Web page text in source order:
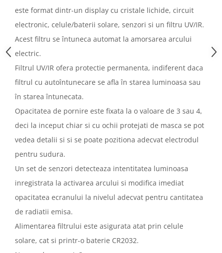
este format dintr-un display cu cristale lichide, circuit
electronic, celule/baterii solare, senzori si un filtru UV/IR.
Acest filtru se întuneca automat la amorsarea arcului
electric.
Filtrul UV/IR ofera protectie permanenta, indiferent daca
filtrul cu autoîntunecare se afla în starea luminoasa sau
în starea întunecata.
Opacitatea de pornire este fixata la o valoare de 3 sau 4,
deci la inceput chiar si cu ochii protejati de masca se pot
vedea detalii si si se poate pozitiona adecvat electrodul
pentru sudura.
Un set de senzori detecteaza intentitatea luminoasa
inregistrata la activarea arcului si modifica imediat
opacitatea ecranului la nivelul adecvat pentru cantitatea
de radiatii emisa.
Alimentarea filtrului este asigurata atat prin celule
solare, cat si printr-o baterie CR2032.